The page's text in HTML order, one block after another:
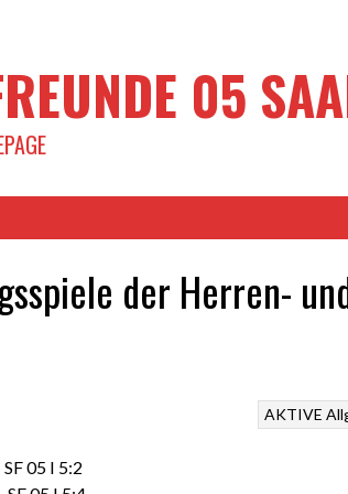
05
der Herren-
AKTIVE
05 I 5:2